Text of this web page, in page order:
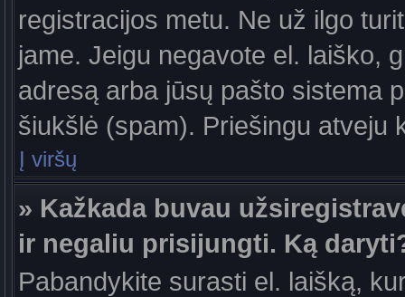
registracijos metu. Ne už ilgo
jame. Jeigu negavote el. laiško,
adresą arba jūsų pašto sistema
šiukšlė (spam). Priešingu atveju
Į viršų
» Kažkada buvau
ir negaliu prisijungti. Ką
Pabandykite surasti el. laišką,